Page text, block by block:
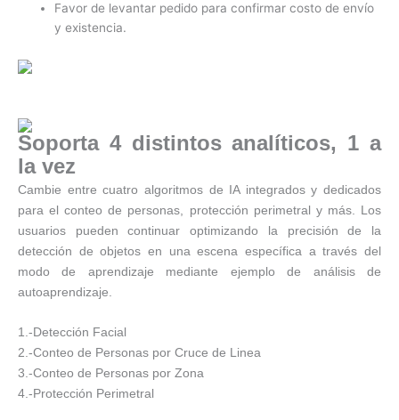
Favor de levantar pedido para confirmar costo de envío
y existencia.
Soporta 4 distintos analíticos, 1 a
la vez
Cambie entre cuatro algoritmos de IA integrados y dedicados
para el conteo de personas, protección perimetral y más. Los
usuarios pueden continuar optimizando la precisión de la
detección de objetos en una escena específica a través del
modo de aprendizaje mediante ejemplo de análisis de
autoaprendizaje.
1.-Detección Facial
2.-Conteo de Personas por Cruce de Linea
3.-Conteo de Personas por Zona
4.-Protección Perimetral